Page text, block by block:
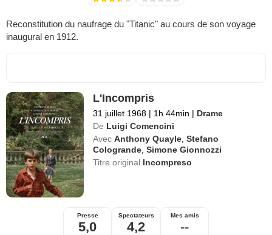
Reconstitution du naufrage du "Titanic" au cours de son voyage
inaugural en 1912.
L'Incompris
31 juillet 1968 | 1h 44min | Drame
De Luigi Comencini
Avec Anthony Quayle ,Stefano
Cologrande ,Simone Gionnozzi
Titre original Incompreso
Presse
5,0
Spectateurs
4,2
Mes amis
--